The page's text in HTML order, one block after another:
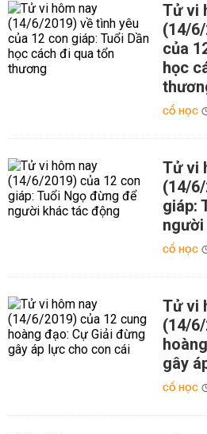
Tử vi
(14/
của
học
CỔ HỌC
Tử vi
(14/
giáp:
CỔ HỌC
Tử vi
(14/
gây
CỔ HỌC